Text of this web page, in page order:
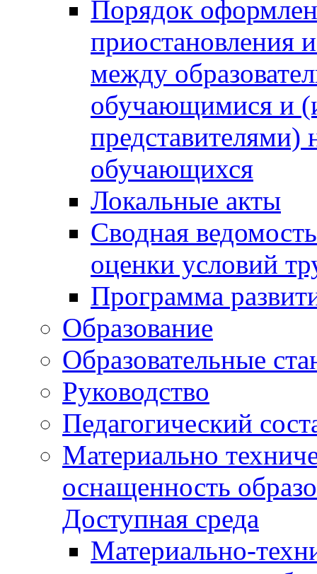
Порядок
приостановления
между
обучающимися и
представителями)
обучающихся
Локальные акты
Сводная
оценки условий
Программа
Образование
Образовательные
Руководство
Педагогический
Материально
оснащенность
Доступная среда
Материально-